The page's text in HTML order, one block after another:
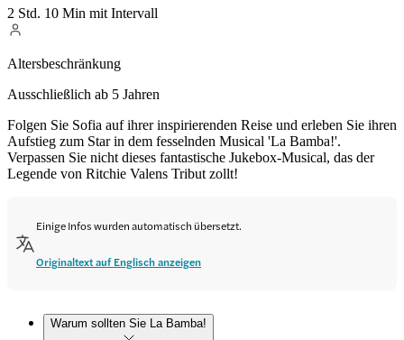
2 Std. 10 Min mit Intervall
Altersbeschränkung
Ausschließlich ab 5 Jahren
Folgen Sie Sofia auf ihrer inspirierenden Reise und erleben Sie ihren
Aufstieg zum Star in dem fesselnden Musical 'La Bamba!'.
Verpassen Sie nicht dieses fantastische Jukebox-Musical, das der
Legende von Ritchie Valens Tribut zollt!
Einige Infos wurden automatisch übersetzt.
Originaltext auf Englisch anzeigen
Warum sollten Sie La Bamba!